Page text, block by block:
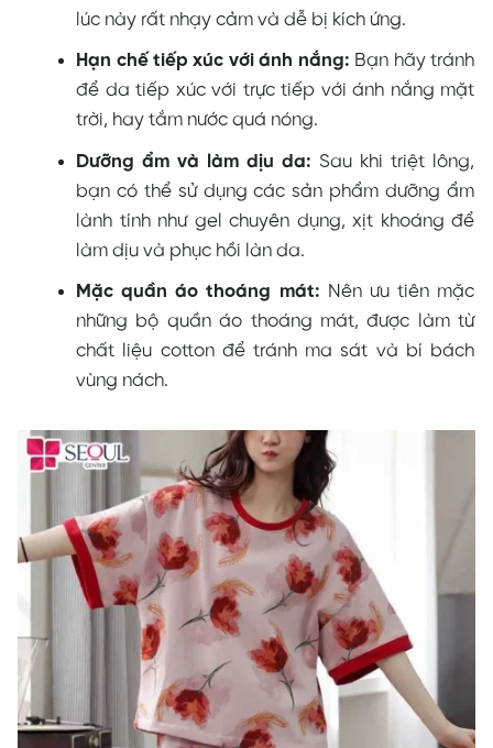
lúc này rất nhạy cảm và dễ bị kích ứng.
Hạn chế tiếp xúc với ánh nắng: Bạn hãy tránh
để da tiếp xúc với trực tiếp với ánh nắng mặt
trời, hay tắm nước quá nóng.
Dưỡng ẩm và làm dịu da:Sau khi triệt lông,
bạn có thể sử dụng các sản phẩm dưỡng ẩm
lành tính như gel chuyên dụng, xịt khoáng để
làm dịu và phục hồi làn da.
Mặc quần áo thoáng mát: Nên ưu tiên mặc
những bộ quần áo thoáng mát, được làm từ
chất liệu cotton để tránh ma sát và bí bách
vùng nách.